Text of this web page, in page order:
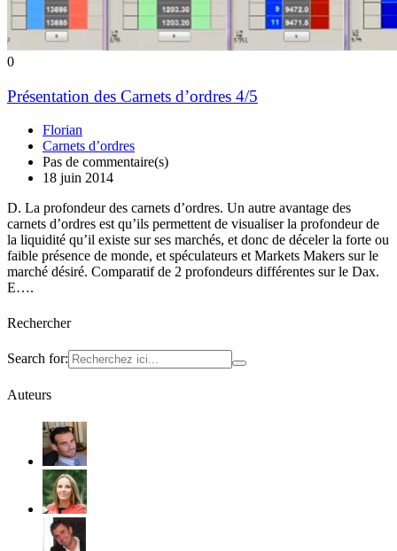
0
Présentation des Carnets d’ordres 4/5
Florian
Carnets d’ordres
Pas de commentaire(s)
18 juin 2014
D. La profondeur des carnets d’ordres. Un autre avantage des
carnets d’ordres est qu’ils permettent de visualiser la profondeur de
la liquidité qu’il existe sur ses marchés, et donc de déceler la forte ou
faible présence de monde, et spéculateurs et Markets Makers sur le
marché désiré. Comparatif de 2 profondeurs différentes sur le Dax.
E….
Rechercher
Search for:
Auteurs